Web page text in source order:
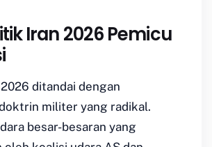
Iran 2026 Pemicu
ditandai dengan
militer yang radikal.
besar-besaran yang